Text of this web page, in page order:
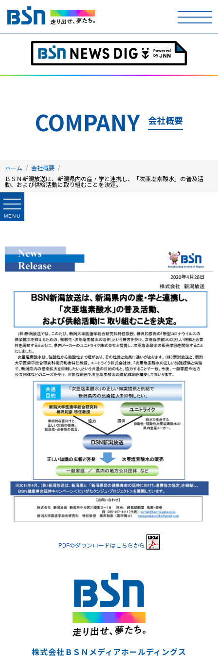
ホーム
テレビ
アナウンサー
ニュース
キッズ ケンジュ 愛の募金
ショッピング
会社概要・ビジョン
お問い合わせ
COMPANY 会社概要
ホーム
会社概要
ＢＳＮ新潟放送は、新潟県内の産・学と連携し、「次亜塩素酸水」の普及活
動、および供給活動に取り組むことを決定。
MENU
PDFのダウンロードはこちらから
株式会社ＢＳＮメディアホールディングス